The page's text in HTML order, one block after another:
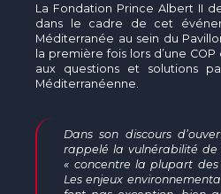
La Fondation Prince Albert II
dans le cadre de cet
Méditerranée au sein du
la première fois lors d’une
aux questions et solutions
Méditerranéenne.
Dans son discours
rappelé la vulnérabilité
« concentre la plupart des
Les enjeux